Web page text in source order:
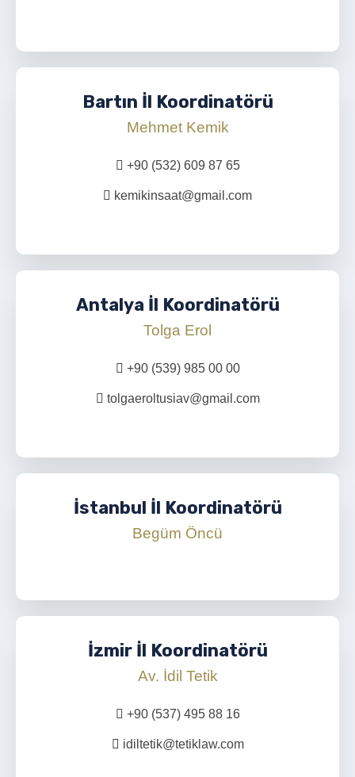
Bartın İl Koordinatörü
Mehmet Kemik
+90 (532) 609 87 65
kemikinsaat@gmail.com
Antalya İl Koordinatörü
Tolga Erol
+90 (539) 985 00 00
tolgaeroltusiav@gmail.com
İstanbul İl Koordinatörü
Begüm Öncü
İzmir İl Koordinatörü
Av. İdil Tetik
+90 (537) 495 88 16
idiltetik@tetiklaw.com